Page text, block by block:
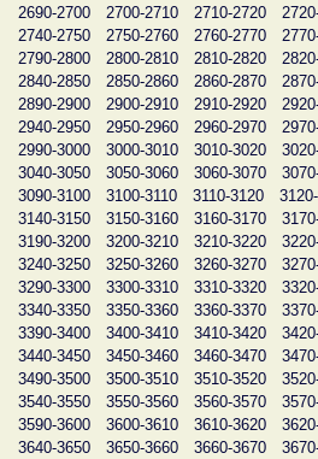
2690-2700
2700-2710 2710-2720
2740-2750
2750-2760 2760-2770
2790-2800
2800-2810 2810-2820
2840-2850
2850-2860 2860-2870
2890-2900
2900-2910 2910-2920
2940-2950
2950-2960 2960-2970
2990-3000
3000-3010 3010-3020
3040-3050
3050-3060 3060-3070
3090-3100
3100-3110 3110-3120
3140-3150
3150-3160 3160-3170
3190-3200
3200-3210 3210-3220
3240-3250
3250-3260 3260-3270
3290-3300
3300-3310 3310-3320
3340-3350
3350-3360 3360-3370
3390-3400
3400-3410 3410-3420
3440-3450
3450-3460 3460-3470
3490-3500
3500-3510 3510-3520
3540-3550
3550-3560 3560-3570
3590-3600
3600-3610 3610-3620
3640-3650
3650-3660 3660-3670